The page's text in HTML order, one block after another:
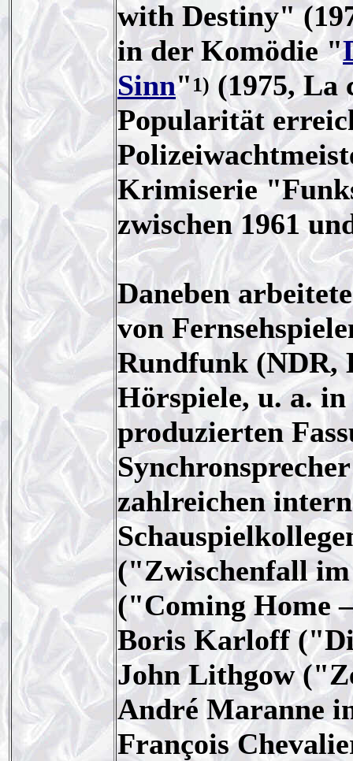
with Destiny"
in der Komödie "
Sinn" 1)(1975, La
Popularität
Krimiserie
zwischen 1961
Daneben
von
Rundfunk (NDR,
Hörspiele, u. a.
produzierten
zahlreichen
("Zwischenfall
("Coming Home
Boris Karloff
John Lithgow
André Maranne
François